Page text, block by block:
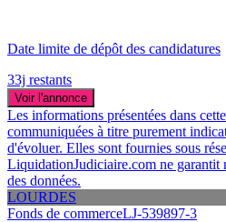
Date limite de dépôt des candidatures
33j restants
Voir l'annonce
Les informations présentées dans
communiquées à titre purement
d'évoluer. Elles sont fournies sous
LiquidationJudiciaire.com ne
des données.
LOURDES
Fonds de commerceLJ-539897-3